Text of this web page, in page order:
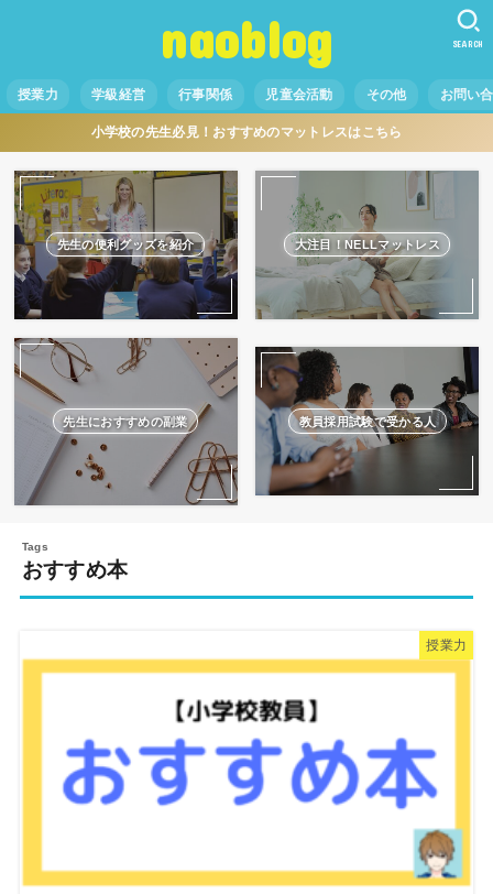
naoblog
授業力 学級経営 行事関係 児童会活動 その他 お問い
SEARCH
小学校の先生必見！おすすめのマットレスはこちら
先生の便利グッズを紹介 大注目！NELLマットレス
先生におすすめの副業 教員採用試験で受かる人
おすすめ本
授業力